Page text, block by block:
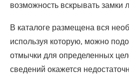
возможность вскрывать замки
В каталоге размещена вся
используя которую, можно
отмычки для определенных
сведений окажется